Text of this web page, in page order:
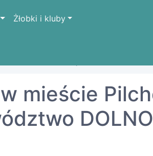
Żłobki i kluby
mieście